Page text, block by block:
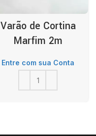
Varão de Cortina
Marfim 2m
Entre com sua Conta